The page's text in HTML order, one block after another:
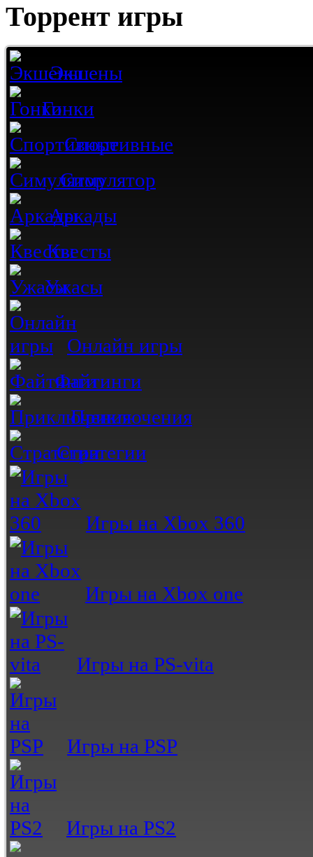
Торрент игры
Экшены
Гонки
Спортивные
Симулятор
Аркады
Квесты
Ужасы
Онлайн игры
Файтинги
Приключения
Стратегии
Игры на Xbox 360
Игры на Xbox one
Игры на PS-vita
Игры на PSP
Игры на PS2